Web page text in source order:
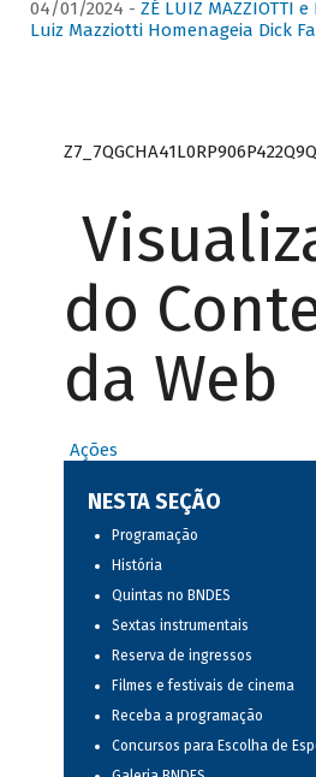
04/01/2024 - ZÉ LUIZ MAZZIOTTI e
Luiz Mazziotti Homenageia Dick
do
da Web
Ações
NESTA SEÇÃO
Programação
História
Quintas no BNDES
Sextas instrumentais
Reserva de ingressos
Filmes e festivais de cinema
Receba a programação
Concursos para Escolha de